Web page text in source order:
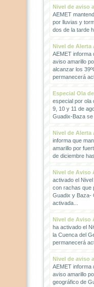
Nivel de aviso
AEMET
por lluvias y
dos de la tarde
Nivel de Alerta
AEMET informa
aviso amarillo
alcanzar los
permanecerá
Especial Ola
especial por ola
9, 10 y 11 de
Guadix-Baza se
Nivel de Alerta
informa que
amarillo por
de diciembre
Nivel de Aviso
activado el Nivel
con rachas que
Guadix y Baza-
activada...
Nivel de Aviso
ha activado el
la Cuenca del
permanecerá
Nivel de aviso
AEMET informa
aviso amarillo
geográfico de